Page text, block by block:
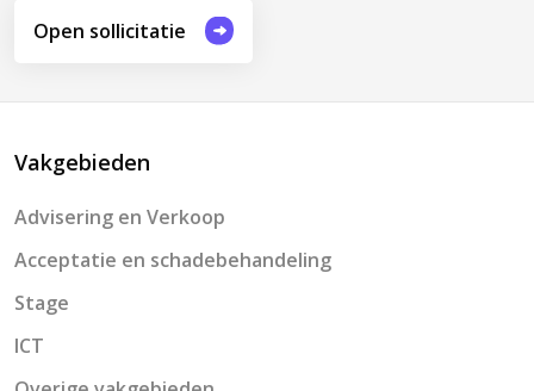
Open sollicitatie
Vakgebieden
Advisering en Verkoop
Acceptatie en schadebehandeling
Stage
ICT